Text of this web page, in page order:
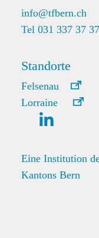
info@tfbern.ch
Tel 031 337 37 37
Standorte
Felsenau
Lorraine
Eine Institution
Kantons Bern